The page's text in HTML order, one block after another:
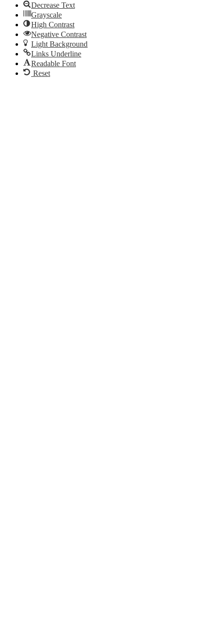
Decrease Text
Grayscale
High Contrast
Negative Contrast
Light Background
Links Underline
Readable Font
Reset